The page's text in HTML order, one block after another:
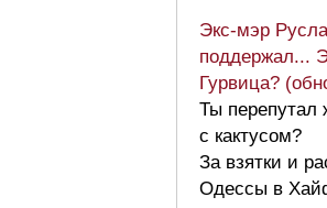
Экс-мэр
поддержал...
Гурвица?
Ты перепутал
с кактусом?
За взятки и
Одессы в